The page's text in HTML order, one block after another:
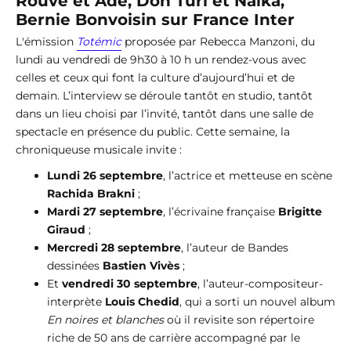
Bernie Bonvoisin sur France Inter
L'émission Totémicproposée par Rebecca Manzoni, du
lundi au vendredi de 9h30 à 10 h un rendez-vous avec
celles et ceux qui font la culture d’aujourd’hui et de
demain. L’interview se déroule tantôt en studio, tantôt
dans un lieu choisi par l’invité, tantôt dans une salle de
spectacle en présence du public. Cette semaine, la
chroniqueuse musicale invite :
Lundi 26 septembre, l’actrice et metteuse en scène
Rachida Brakni ;
Mardi 27 septembre, l’écrivaine française Brigitte
Giraud ;
Mercredi 28 septembre, l’auteur de Bandes
dessinées Bastien Vivès ;
Et vendredi 30 septembre, l’auteur-compositeur-
interprète Louis Chedid, qui a sorti un nouvel album
En noires et blanchesoù il revisite son répertoire
riche de 50 ans de carrière accompagné par le